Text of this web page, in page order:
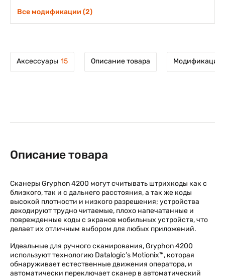
Все модификации (2)
Аксессуары 15 Описание товара Модификации
Описание товара
Сканеры Gryphon 4200 могут считывать штрихкоды как с
близкого, так и с дальнего расстояния, а так же коды
высокой плотности и низкого разрешения; устройства
декодируют трудно читаемые, плохо напечатанные и
поврежденные коды с экранов мобильных устройств, что
делает их отличным выбором для любых приложений.
Идеальные для ручного сканирования, Gryphon 4200
используют технологию Datalogic’s Motionix™, которая
обнаруживает естественные движения оператора, и
автоматически переключает сканер в автоматический